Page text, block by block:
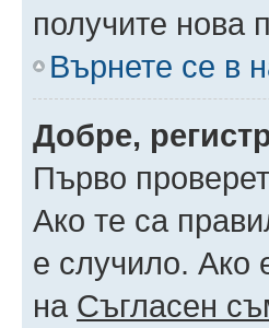
получите нова
Върнете се в
Добре,
Първо
Ако те са
е случило. Ако
на Съгласен